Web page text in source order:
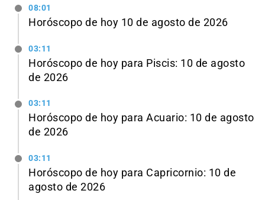
08:01
Horóscopo de hoy 10 de agosto de 2026
03:11
Horóscopo de hoy para Piscis: 10 de agosto
de 2026
03:11
Horóscopo de hoy para Acuario: 10 de agosto
de 2026
03:11
Horóscopo de hoy para Capricornio: 10 de
agosto de 2026